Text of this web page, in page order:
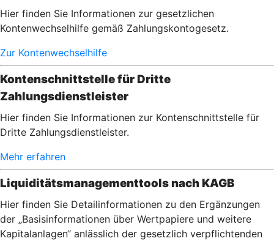
Hier finden Sie Informationen zur gesetzlichen
Kontenwechselhilfe gemäß Zahlungskontogesetz.
Zur Kontenwechselhilfe
Kontenschnittstelle für Dritte
Zahlungsdienstleister
Hier finden Sie Informationen zur Kontenschnittstelle für
Dritte Zahlungsdienstleister.
Mehr erfahren
Liquiditätsmanagementtools nach KAGB
Hier finden Sie Detailinformationen zu den Ergänzungen
der „Basisinformationen über Wertpapiere und weitere
Kapitalanlagen“ anlässlich der gesetzlich verpflichtenden